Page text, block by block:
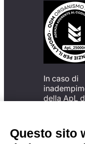
In caso di
della ApL
del
possibile
reclamo
Questo sito